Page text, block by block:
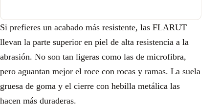
Si prefieres un acabado más resistente, las FLARUT
llevan la parte superior en piel de alta resistencia a la
abrasión. No son tan ligeras como las de microfibra,
pero aguantan mejor el roce con rocas y ramas. La suela
gruesa de goma y el cierre con hebilla metálica las
hacen más duraderas.